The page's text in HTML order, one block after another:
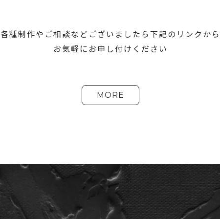
各種制作やご相談などございましたら下記のリンクから
お気軽にお申し付けください
MORE